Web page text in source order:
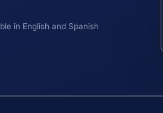
in English and Spanish